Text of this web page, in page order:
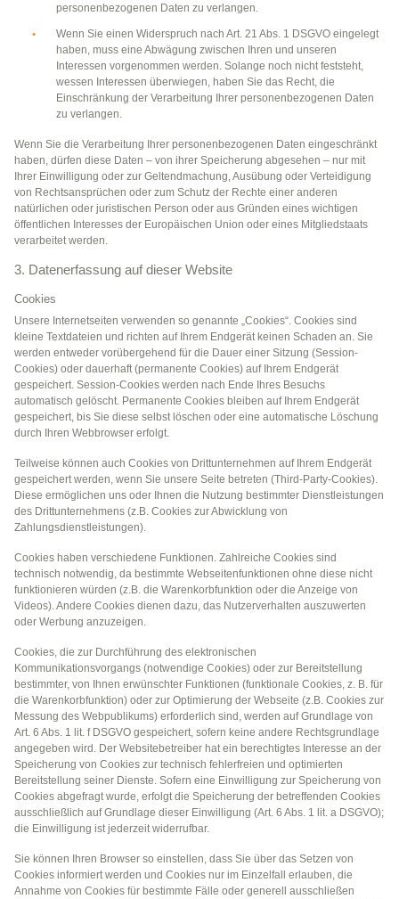
personenbezogenen Daten zu verlangen.
Wenn Sie einen Widerspruch nach Art. 21 Abs. 1 DSGVO eingelegt
haben, muss eine Abwägung zwischen Ihren und unseren
Interessen vorgenommen werden. Solange noch nicht feststeht,
wessen Interessen überwiegen, haben Sie das Recht, die
Einschränkung der Verarbeitung Ihrer personenbezogenen Daten
zu verlangen.
Wenn Sie die Verarbeitung Ihrer personenbezogenen Daten eingeschränkt
haben, dürfen diese Daten – von ihrer Speicherung abgesehen – nur mit
Ihrer Einwilligung oder zur Geltendmachung, Ausübung oder Verteidigung
von Rechtsansprüchen oder zum Schutz der Rechte einer anderen
natürlichen oder juristischen Person oder aus Gründen eines wichtigen
öffentlichen Interesses der Europäischen Union oder eines Mitgliedstaats
verarbeitet werden.
3. Datenerfassung auf dieser Website
Cookies
Unsere Internetseiten verwenden so genannte „Cookies“. Cookies sind
kleine Textdateien und richten auf Ihrem Endgerät keinen Schaden an. Sie
werden entweder vorübergehend für die Dauer einer Sitzung (Session-
Cookies) oder dauerhaft (permanente Cookies) auf Ihrem Endgerät
gespeichert. Session-Cookies werden nach Ende Ihres Besuchs
automatisch gelöscht. Permanente Cookies bleiben auf Ihrem Endgerät
gespeichert, bis Sie diese selbst löschen oder eine automatische Löschung
durch Ihren Webbrowser erfolgt.
Teilweise können auch Cookies von Drittunternehmen auf Ihrem Endgerät
gespeichert werden, wenn Sie unsere Seite betreten (Third-Party-Cookies).
Diese ermöglichen uns oder Ihnen die Nutzung bestimmter Dienstleistungen
des Drittunternehmens (z.B. Cookies zur Abwicklung von
Zahlungsdienstleistungen).
Cookies haben verschiedene Funktionen. Zahlreiche Cookies sind
technisch notwendig, da bestimmte Webseitenfunktionen ohne diese nicht
funktionieren würden (z.B. die Warenkorbfunktion oder die Anzeige von
Videos). Andere Cookies dienen dazu, das Nutzerverhalten auszuwerten
oder Werbung anzuzeigen.
Cookies, die zur Durchführung des elektronischen
Kommunikationsvorgangs (notwendige Cookies) oder zur Bereitstellung
bestimmter, von Ihnen erwünschter Funktionen (funktionale Cookies, z. B. für
die Warenkorbfunktion) oder zur Optimierung der Webseite (z.B. Cookies zur
Messung des Webpublikums) erforderlich sind, werden auf Grundlage von
Art. 6 Abs. 1 lit. f DSGVO gespeichert, sofern keine andere Rechtsgrundlage
angegeben wird. Der Websitebetreiber hat ein berechtigtes Interesse an der
Speicherung von Cookies zur technisch fehlerfreien und optimierten
Bereitstellung seiner Dienste. Sofern eine Einwilligung zur Speicherung von
Cookies abgefragt wurde, erfolgt die Speicherung der betreffenden Cookies
ausschließlich auf Grundlage dieser Einwilligung (Art. 6 Abs. 1 lit. a DSGVO);
die Einwilligung ist jederzeit widerrufbar.
Sie können Ihren Browser so einstellen, dass Sie über das Setzen von
Cookies informiert werden und Cookies nur im Einzelfall erlauben, die
Annahme von Cookies für bestimmte Fälle oder generell ausschließen